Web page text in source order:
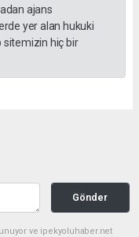
ajans
yer alan hukuki
sitemizin hiç bir
Gönder
ve ipekyoluhaber.net